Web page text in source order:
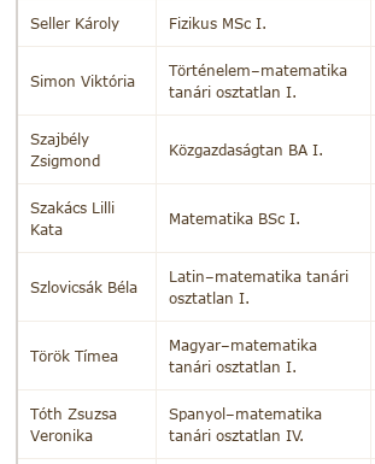
Seller Károly Fizikus MSc I.
Simon Viktória
Történelem–matematika
tanári osztatlan I.
Szajbély
Zsigmond
Közgazdaságtan BA I.
Szakács Lilli
Kata
Matematika BSc I.
Szlovicsák Béla
Latin–matematika tanári
osztatlan I.
Török Tímea
Magyar–matematika
tanári osztatlan I.
Tóth Zsuzsa
Veronika
Spanyol–matematika
tanári osztatlan IV.